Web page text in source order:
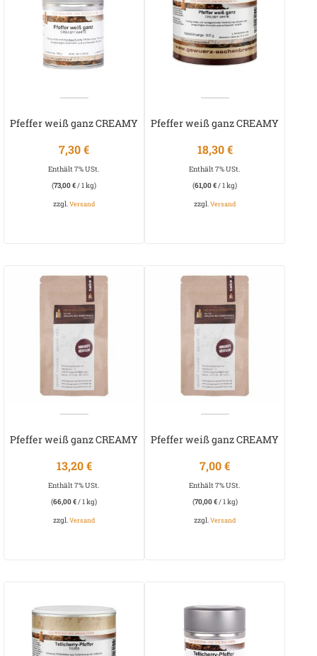
Pfeffer weiß ganz CREAMY
7,30€
Enthält 7% USt.
(73,00€/ 1 kg)
zzgl.Versand
Pfeffer weiß ganz CREAMY
18,30€
Enthält 7% USt.
(61,00€/ 1 kg)
zzgl.Versand
Pfeffer weiß ganz CREAMY
13,20€
Enthält 7% USt.
(66,00€/ 1 kg)
zzgl.Versand
Pfeffer weiß ganz CREAMY
7,00€
Enthält 7% USt.
(70,00€/ 1 kg)
zzgl.Versand